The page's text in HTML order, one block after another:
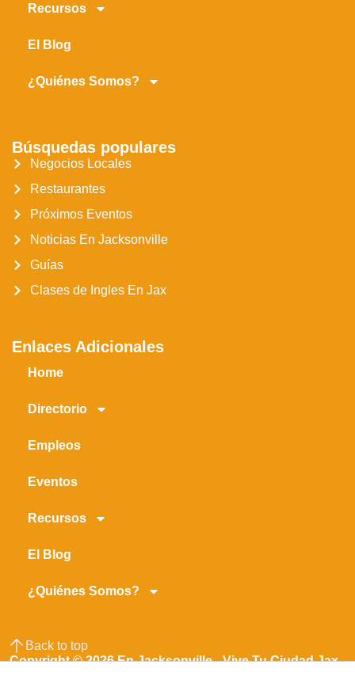
Recursos
El Blog
¿Quiénes Somos?
Búsquedas populares
Negocios Locales
Restaurantes
Próximos Eventos
Noticias En Jacksonville
Guías
Clases de Ingles En Jax
Enlaces Adicionales
Home
Directorio
Empleos
Eventos
Recursos
El Blog
¿Quiénes Somos?
Back to top
Copyright © 2026 En Jacksonville - Vive Tu Ciudad Jax -